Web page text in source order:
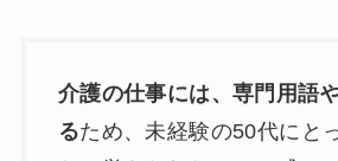
介護の仕事には、専門用語
るため、未経験の50代にと